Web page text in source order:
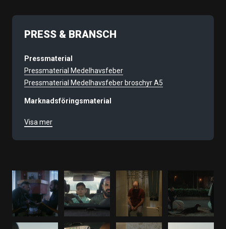
PRESS & BRANSCH
Pressmaterial
Pressmaterial Medelhavsfeber
Pressmaterial Medelhavsfeber broschyr A5
Marknadsföringsmaterial
Medelhavsfeber, Affisch A4 pdf
Medelhavsfeber - story 2, (Knuffen (del 2)
Medelhavsfeber - story 3, Josephine(del 1)
Medelhavsfeber - story 4, Josephine(del 2)
Medelhavsfeber - story 5, Yrkesmördare (del 1)
Medelhavsfeber - story 6, Yrkesmördare (del 2)
Visa mer